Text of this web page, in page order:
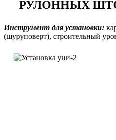
РУЛОННЫХ
Инструмент для установки:
(шуруповерт), строительный